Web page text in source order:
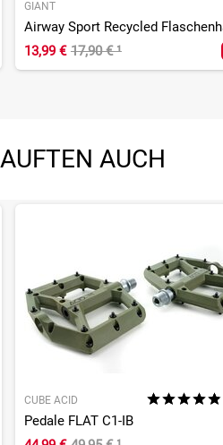
GIANT
Airway Sport Recycled
13,99 € 17,90 €¹
AUCH
CUBE ACID
Pedale FLAT C1-IB